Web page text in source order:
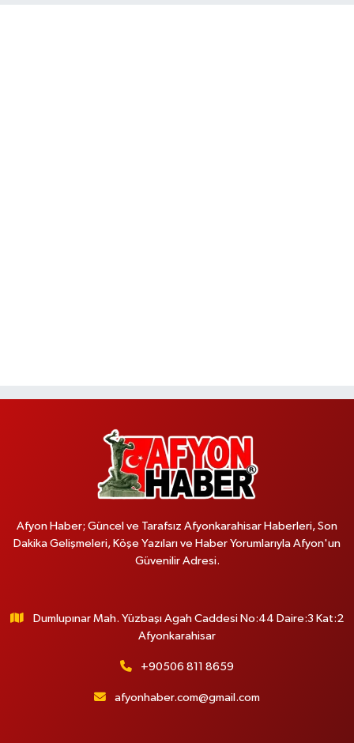
Afyon Haber; Güncel ve Tarafsız Afyonkarahisar Haberleri, Son
Dakika Gelişmeleri, Köşe Yazıları ve Haber Yorumlarıyla Afyon'un
Güvenilir Adresi.
Dumlupınar Mah. Yüzbaşı Agah Caddesi No:44 Daire:3 Kat:2
Afyonkarahisar
+90506 811 8659
afyonhaber.com@gmail.com